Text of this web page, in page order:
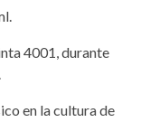
4001, durante
en la cultura de